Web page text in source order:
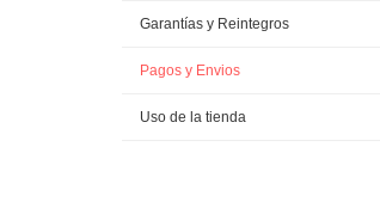
Garantías y Reintegros
Pagos y Envios
Uso de la tienda